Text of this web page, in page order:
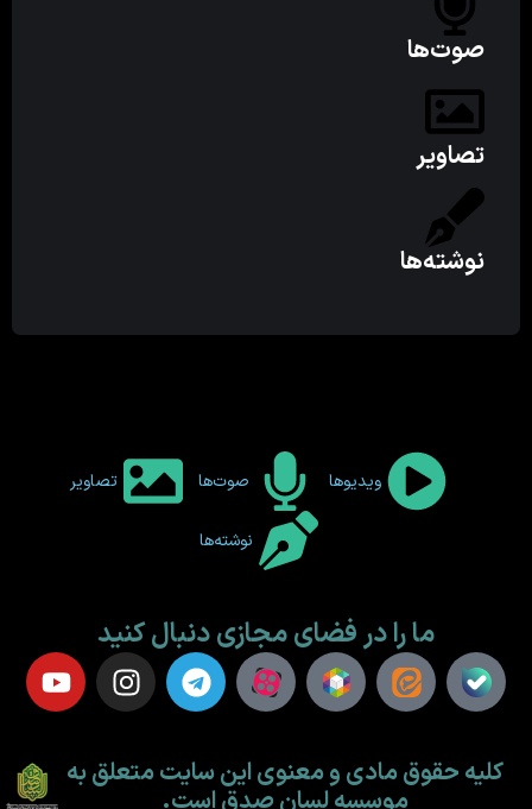
صوت‌ها
تصاویر
نوشته‌ها
ویدیوها صوت‌ها تصاویر
نوشته‌ها
ما را در فضای مجازی دنبال کنید
کلیه حقوق مادی و معنوی این سایت متعلق به